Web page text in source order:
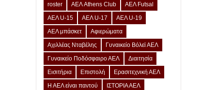
roster
ΑΕΛ Athens Club
ΑΕΛ Futsal
ΑΕΛ U-15
ΑΕΛ U-17
ΑΕΛ U-19
ΑΕΛ μπάσκετ
Αφιερώματα
Αχιλλέας Νταβέλης
Γυναικείο Βόλεϊ ΑΕΛ
Γυναικείο Ποδόσφαιρο ΑΕΛ
Διαιτησία
Εισιτήρια
Επιστολή
Ερασιτεχνική ΑΕΛ
Η ΑΕΛ είναι παντού
ΙΣΤΟΡΙΑ ΑΕΛ